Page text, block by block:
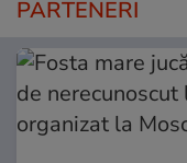
PARTENERI